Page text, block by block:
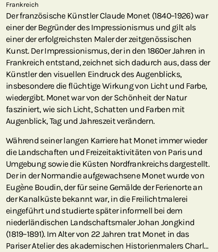
Frankreich
Der französische Künstler Claude Monet (1840–1926) war
einer der Begründer des Impressionismus und gilt als
einer der erfolgreichsten Maler der zeitgenössischen
Kunst. Der Impressionismus, der in den 1860er Jahren in
Frankreich entstand, zeichnet sich dadurch aus, dass der
Künstler den visuellen Eindruck des Augenblicks,
insbesondere die flüchtige Wirkung von Licht und Farbe,
wiedergibt. Monet war von der Schönheit der Natur
fasziniert, wie sich Licht, Schatten und Farben mit
Augenblick, Tag und Jahreszeit verändern.
Während seiner langen Karriere hat Monet immer wieder
die Landschaften und Freizeitaktivitäten von Paris und
Umgebung sowie die Küsten Nordfrankreichs dargestellt.
Der in der Normandie aufgewachsene Monet wurde von
Eugène Boudin, der für seine Gemälde der Ferienorte an
der Kanalküste bekannt war, in die Freilichtmalerei
eingeführt und studierte später informell bei dem
niederländischen Landschaftsmaler Johan Jongkind
(1819–1891). Im Alter von 22 Jahren trat Monet in das
Pariser Atelier des akademischen Historienmalers Charles